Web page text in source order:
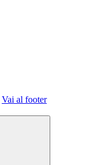
Vai al footer